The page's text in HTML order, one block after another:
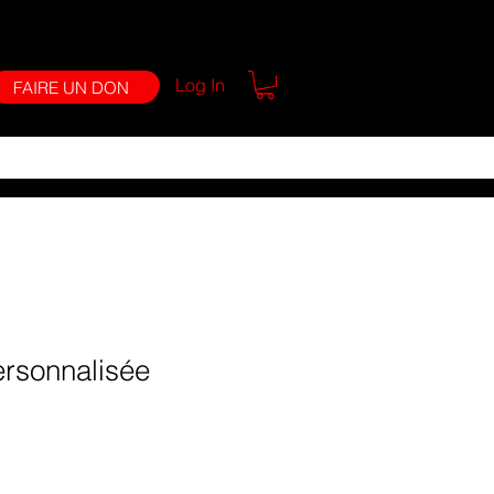
FAIRE UN DON Log In